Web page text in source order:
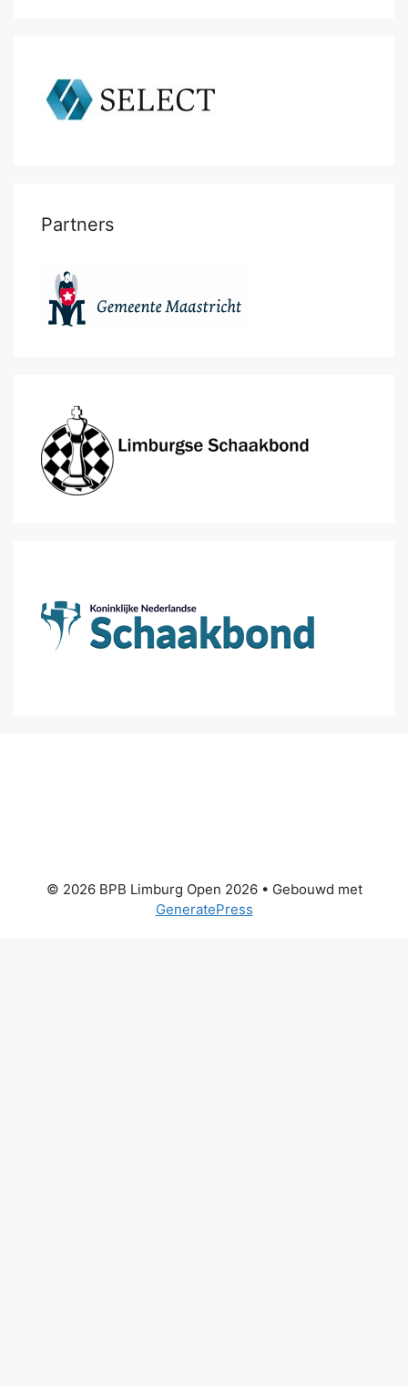
Partners
© 2026 BPB Limburg Open 2026• Gebouwd met
GeneratePress